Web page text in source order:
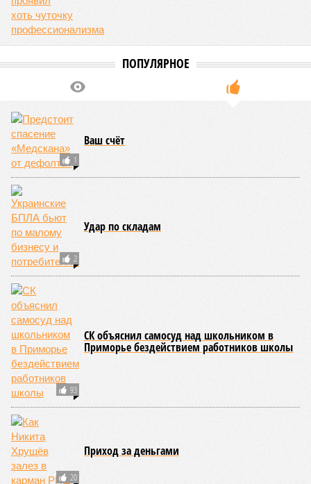
переносами ожиданий. И пока на профильных порталах
продолжают указывать даты сдачи, главным индикатором
остается сама стройка. Если на ней по-прежнему не видно
вопрос: не превращаются ли сроки ввода в декларацию,
которая все больше расходится с реальным положением
дел? Именно на этот вопрос сегодня больше всего ждут
ответа дольщики ЖК «Станция Л».
Украинскому
конгресс США
запретили
приходить на пляж
после драки
Попытки Запада
Новости smi2.ru
Версия //Общество
крутой нрав – когда покажет снова?
Земля уже не раз показывала человечеству свой крутой
нрав – когда покажет снова?
785
Последние времена
Земля уже не раз показывала человечеству свой крутой нрав – когда